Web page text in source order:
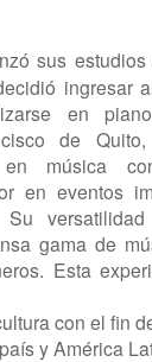
sus
ingresar
en
de
música
en eventos
gama de
Esta
con el fin
y América